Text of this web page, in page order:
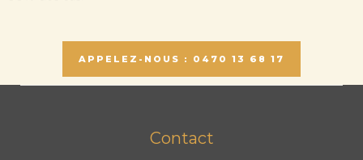
APPELEZ-NOUS : 0470 13 68 17
Contact